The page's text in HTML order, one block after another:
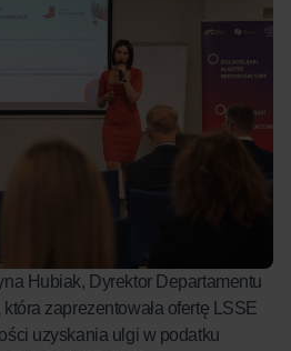
Hubiak, Dyrektor Departamentu
zaprezentowała ofertę LSSE
uzyskania ulgi w podatku